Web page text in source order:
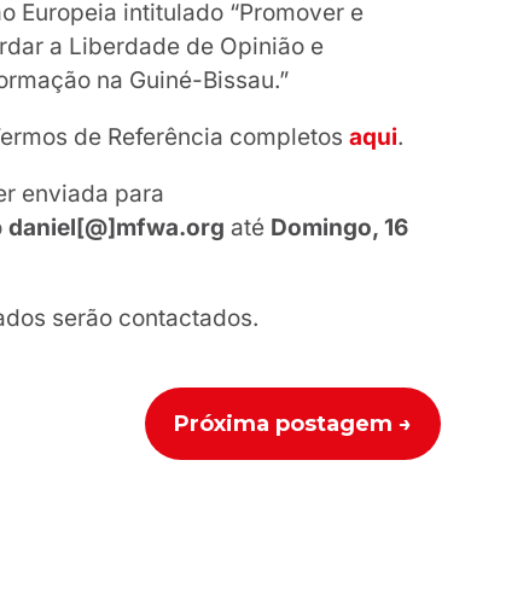
Europeia intitulado “Promover e
a Liberdade de Opinião e
na Guiné-Bissau.”
de Referência completosaqui.
enviada para
daniel[@]mfwa.org até Domingo, 16
serão contactados.
Próxima postagem →